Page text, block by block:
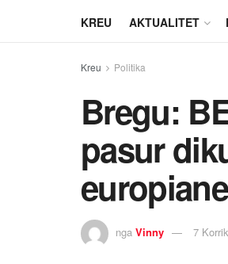
KREU AKTUALITET
Kreu Politika
Bregu:
pasur
nga Vinny 7